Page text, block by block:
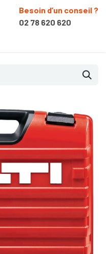
Besoin d’un conseil ?
02 78 620 620